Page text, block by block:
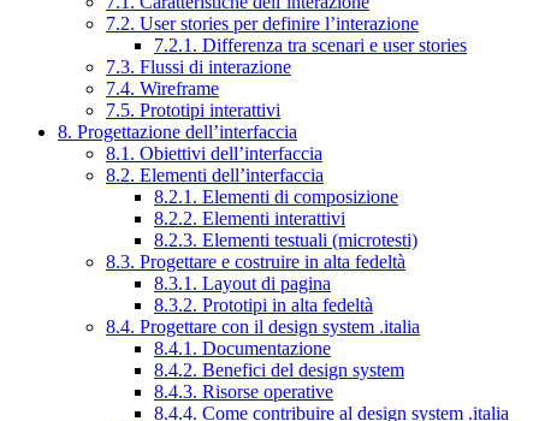
7.2. User stories per definire l’interazione
7.2.1. Differenza tra scenari e user stories
7.3. Flussi di interazione
7.4. Wireframe
7.5. Prototipi interattivi
8. Progettazione dell’interfaccia
8.1. Obiettivi dell’interfaccia
8.2. Elementi dell’interfaccia
8.2.1. Elementi di composizione
8.2.2. Elementi interattivi
8.2.3. Elementi testuali (microtesti)
8.3. Progettare e costruire in alta fedeltà
8.3.1. Layout di pagina
8.3.2. Prototipi in alta fedeltà
8.4. Progettare con il design system .italia
8.4.1. Documentazione
8.4.2. Benefici del design system
8.4.3. Risorse operative
8.4.4. Come contribuire al design system .italia